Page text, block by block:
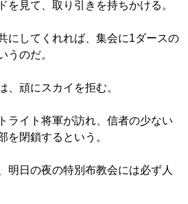
を見て、取り引きを持ちかける。
にしてくれれば、集会に1ダースの
うのだ。
、頑にスカイを拒む。
ライト将軍が訪れ、信者の少ない
を閉鎖するという。
明日の夜の特別布教会には必ず人